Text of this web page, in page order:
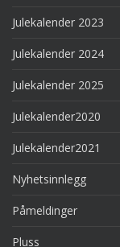
Julekalender 2023
Julekalender 2024
Julekalender 2025
Julekalender2020
Julekalender2021
Nyhetsinnlegg
Påmeldinger
Pluss